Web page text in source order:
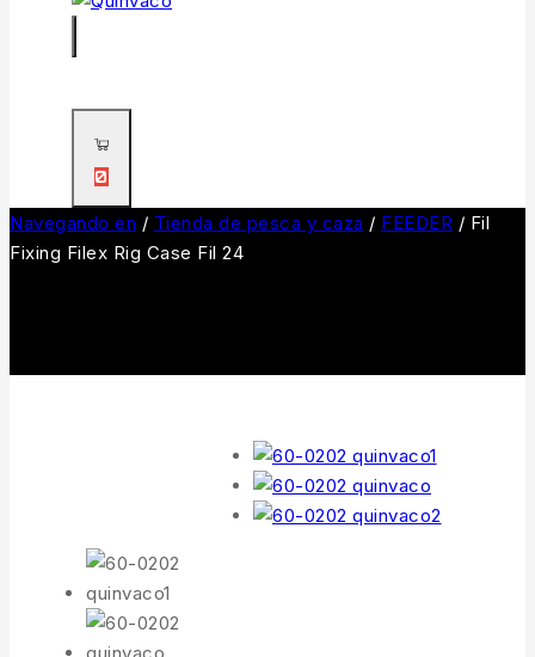
0
Navegando en / Tienda de pesca y caza / FEEDER / Fil
Fixing Filex Rig Case Fil 24